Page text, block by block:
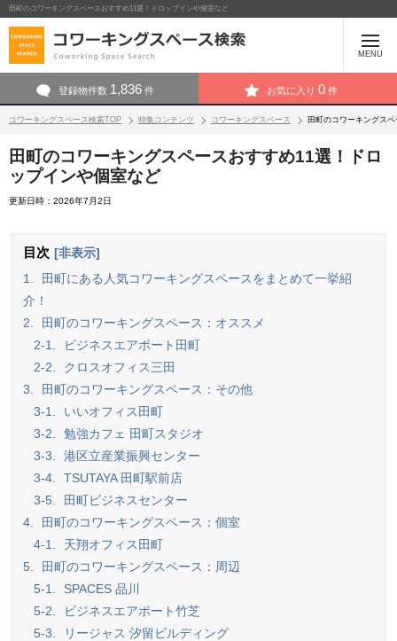
田町のコワーキングスペースおすすめ11選！ドロップインや個室など
MENU
登録物件数 1,836 件 お気に入り 0 件
コワーキングスペース検索TOP 特集コンテンツ コワーキングスペース 田町のコワーキングス
田町のコワーキングスペースおすすめ11選！ドロ
ップインや個室など
更新日時：2026年7月2日
目次 [非表示]
1.
田町にある人気コワーキングスペースをまとめて一挙紹
介！
2.
田町のコワーキングスペース：オススメ
2-1.
ビジネスエアポート田町
2-2.
クロスオフィス三田
3.
田町のコワーキングスペース：その他
3-1.
いいオフィス田町
3-2.
勉強カフェ 田町スタジオ
3-3.
港区立産業振興センター
3-4.
TSUTAYA 田町駅前店
3-5.
田町ビジネスセンター
4.
田町のコワーキングスペース：個室
4-1.
天翔オフィス田町
5.
田町のコワーキングスペース：周辺
5-1.
SPACES 品川
5-2.
ビジネスエアポート竹芝
5-3.
リージャス 汐留ビルディング